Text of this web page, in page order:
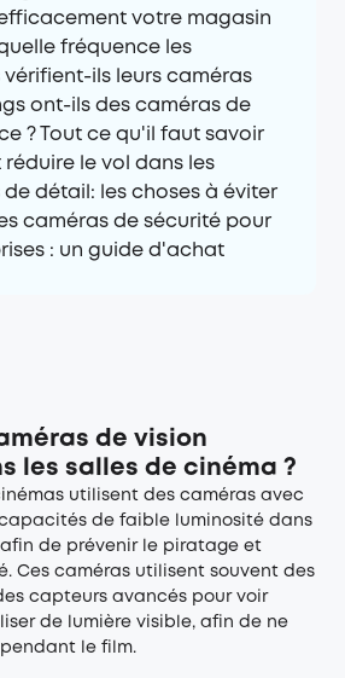
votre magasin
fréquence les
vérifient-ils leurs caméras
ont-ils des caméras de
? Tout ce qu'il faut savoir
réduire le vol dans les
de détail: les choses à éviter
caméras de sécurité pour
: un guide d'achat
de vision
les salles de cinéma ?
utilisent des caméras avec
de faible luminosité dans
afin de prévenir le piratage et
Ces caméras utilisent souvent des
capteurs avancés pour voir
de lumière visible, afin de ne
le film.